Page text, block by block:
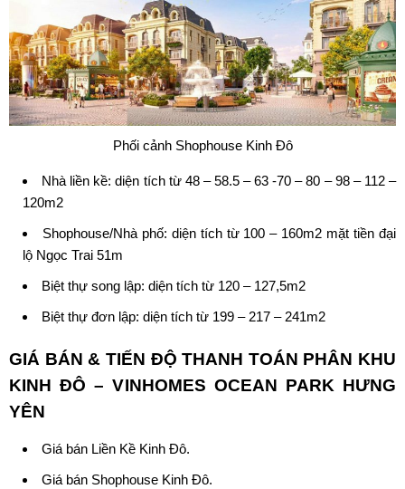
Phối cảnh Shophouse Kinh Đô
Nhà liền kề: diện tích từ 48 – 58.5 – 63 -70 – 80 – 98 – 112 –
120m2
Shophouse/Nhà phố: diện tích từ 100 – 160m2 mặt tiền đại
lộ Ngọc Trai 51m
Biệt thự song lập: diện tích từ 120 – 127,5m2
Biệt thự đơn lập: diện tích từ 199 – 217 – 241m2
GIÁ BÁN & TIẾN ĐỘ THANH TOÁN PHÂN KHU
KINH ĐÔ – VINHOMES OCEAN PARK HƯNG
YÊN
Giá bán Liền Kề Kinh Đô.
Giá bán Shophouse Kinh Đô.